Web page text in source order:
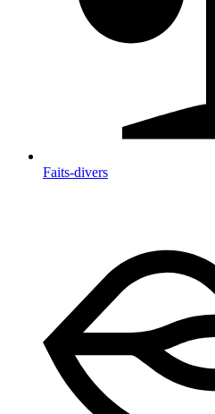
Faits-divers